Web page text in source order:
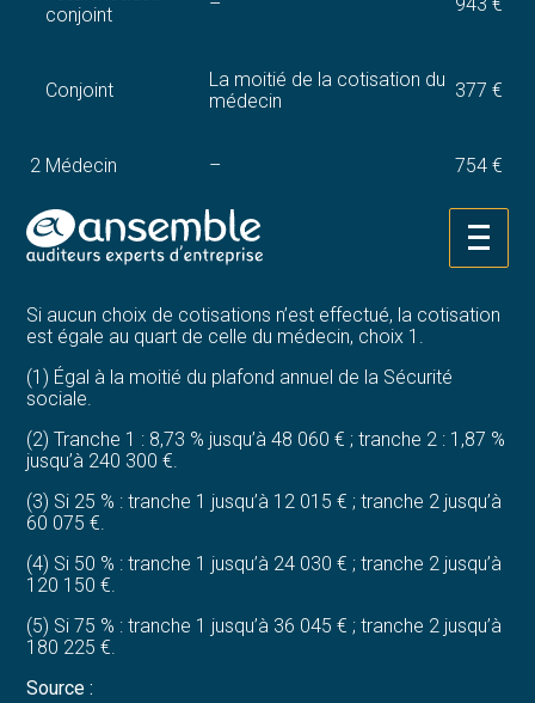
Aller
au
conjoint
2
Conjoint
La moitié de la cotisation du
médecin
377 €
Médecin – 754 €
Total médecin +
conjoint
–
1 131
Si aucun choix de cotisations n’est effectué, la cotisation
est égale au quart de celle du médecin, choix 1.
(1) Égal à la moitié du plafond annuel de la Sécurité
sociale.
(2) Tranche 1 : 8,73 % jusqu’à 48 060 € ; tranche 2 : 1,87 %
jusqu’à 240 300 €.
(3) Si 25 % : tranche 1 jusqu’à 12 015 € ; tranche 2 jusqu’à
60 075 €.
(4) Si 50 % : tranche 1 jusqu’à 24 030 € ; tranche 2 jusqu’à
120 150 €.
(5) Si 75 % : tranche 1 jusqu’à 36 045 € ; tranche 2 jusqu’à
180 225 €.
Source :